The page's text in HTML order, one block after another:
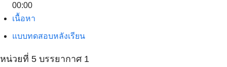
Search
00:00
เนื้อหา
แบบทดสอบหลังเรียน
หน่วยที่ 5 บรรยากาศ 1